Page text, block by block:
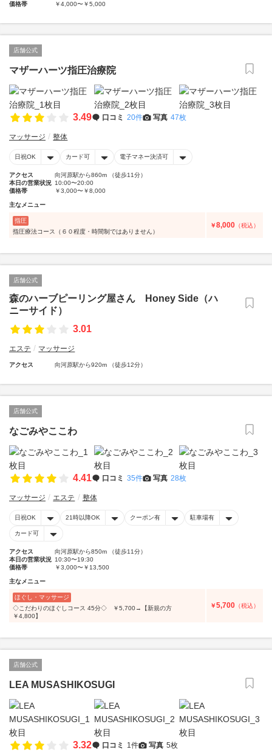
価格帯
￥4,000〜￥5,000
店舗公式
マザーハーツ指圧治療院
3.49 口コミ 20件 写真 47枚
マッサージ 整体
日祝OK カード可 電子マネー決済可
アクセス
向河原駅から860m （徒歩11分）
本日の営業状況 10:00〜20:00
価格帯
￥3,000〜￥8,000
主なメニュー
指圧
指圧療法コース（６０程度・時間制ではありません）
￥8,000 （税込）
店舗公式
森のハーブピーリング屋さん Honey Side（ハ
ニーサイド）
3.01
エステ マッサージ
アクセス 向河原駅から920m （徒歩12分）
店舗公式
なごみやここわ
4.41 口コミ 35件 写真 28枚
マッサージ エステ 整体
日祝OK 21時以降OK クーポン有 駐車場有
カード可
アクセス
向河原駅から850m （徒歩11分）
本日の営業状況 10:30〜19:30
価格帯
￥3,000〜￥13,500
主なメニュー
ほぐし・マッサージ
◇こだわりのほぐしコース 45分◇ ￥5,700→【新規の方
￥4,800】
￥5,700 （税込）
店舗公式
LEA MUSASHIKOSUGI
3.32 口コミ 1件 写真 5枚